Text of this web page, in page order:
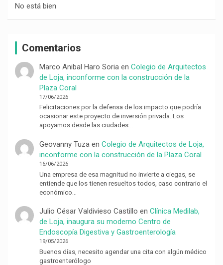
No está bien
Comentarios
Marco Anibal Haro Soriaen Colegio de Arquitectos
de Loja, inconforme con la construcción de la
Plaza Coral
17/06/2026
Felicitaciones por la defensa de los impacto que podría
ocasionar este proyecto de inversión privada. Los
apoyamos desde las ciudades…
Geovanny Tuzaen Colegio de Arquitectos de Loja,
inconforme con la construcción de la Plaza Coral
16/06/2026
Una empresa de esa magnitud no invierte a ciegas, se
entiende que los tienen resueltos todos, caso contrario el
económico…
Julio César Valdivieso Castillo en Clínica Medilab,
de Loja, inaugura su moderno Centro de
Endoscopía Digestiva y Gastroenterología
19/05/2026
Buenos días, necesito agendar una cita con algún médico
gastroenterólogo